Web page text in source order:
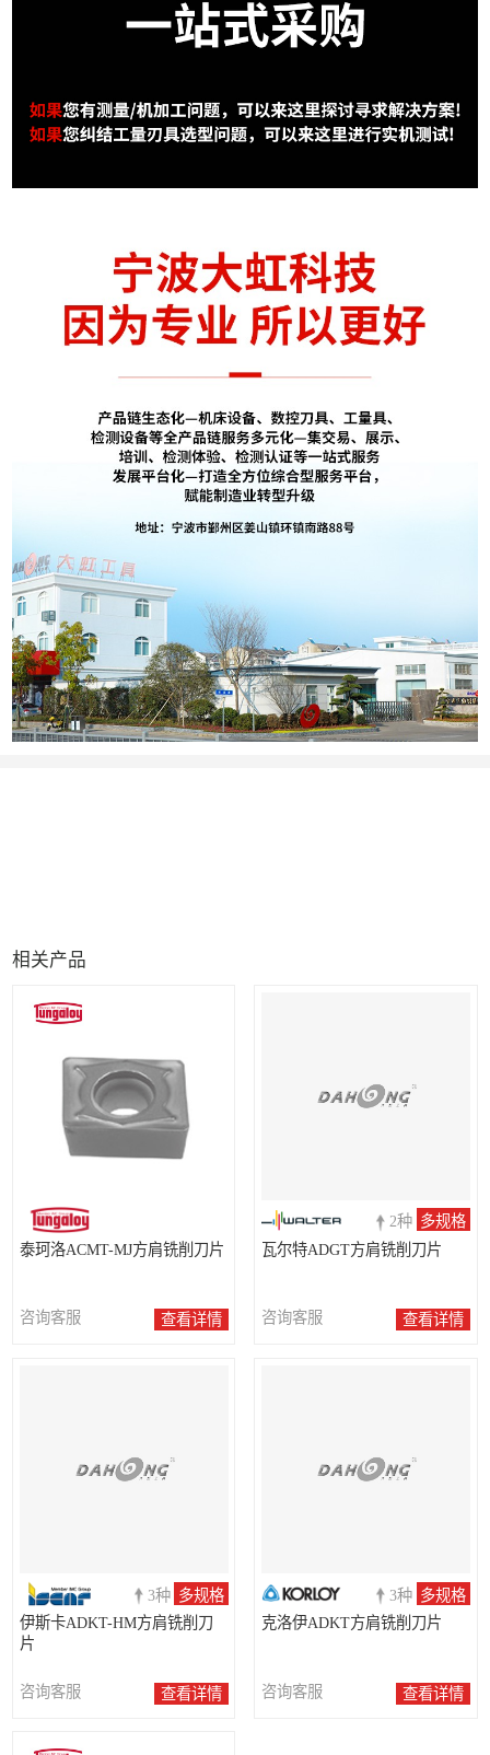
相关产品
泰珂洛ACMT-MJ方肩铣削刀片
咨询客服 查看详情
2种 多规格
瓦尔特ADGT方肩铣削刀片
咨询客服 查看详情
3种 多规格
伊斯卡ADKT-HM方肩铣削刀
片
咨询客服 查看详情
3种 多规格
克洛伊ADKT方肩铣削刀片
咨询客服 查看详情